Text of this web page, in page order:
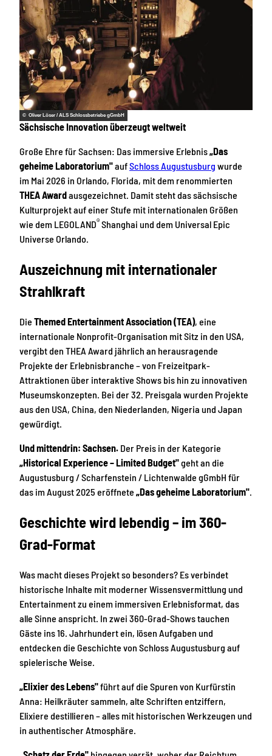
© Oliver Löser / ALS Schlossbetriebe gGmbH
Sächsische Innovation überzeugt weltweit
Große Ehre für Sachsen: Das immersive Erlebnis„Das
geheime Laboratorium"aufSchloss Augustusburg wurde
im Mai 2026 in Orlando, Florida, mit dem renommierten
THEA Awardausgezeichnet. Damit steht das sächsische
Kulturprojekt auf einer Stufe mit internationalen Größen
wie dem LEGOLAND® Shanghai und dem Universal Epic
Universe Orlando.
Auszeichnung mit internationaler
Strahlkraft
Die Themed Entertainment Association (TEA), eine
internationale Nonprofit-Organisation mit Sitz in den USA,
vergibt den THEA Award jährlich an herausragende
Projekte der Erlebnisbranche – von Freizeitpark-
Attraktionen über interaktive Shows bis hin zu innovativen
Museumskonzepten. Bei der 32. Preisgala wurden Projekte
aus den USA, China, den Niederlanden, Nigeria und Japan
gewürdigt.
Und mittendrin: Sachsen. Der Preis in der Kategorie
„Historical Experience – Limited Budget"geht an die
Augustusburg / Scharfenstein / Lichtenwalde gGmbH für
das im August 2025 eröffnete „Das geheime Laboratorium".
Geschichte wird lebendig – im 360-
Grad-Format
Was macht dieses Projekt so besonders? Es verbindet
historische Inhalte mit moderner Wissensvermittlung und
Entertainment zu einem immersiven Erlebnisformat, das
alle Sinne anspricht. In zwei 360-Grad-Shows tauchen
Gäste ins 16. Jahrhundert ein, lösen Aufgaben und
entdecken die Geschichte von Schloss Augustusburg auf
spielerische Weise.
„Elixier des Lebens"führt auf die Spuren von Kurfürstin
Anna: Heilkräuter sammeln, alte Schriften entziffern,
Elixiere destillieren – alles mit historischen Werkzeugen und
in authentischer Atmosphäre.